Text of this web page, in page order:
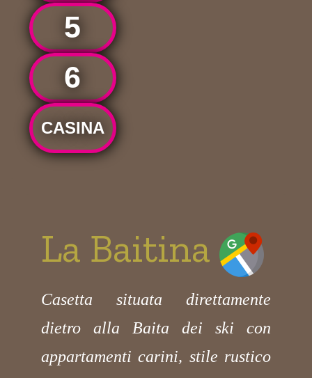
5
6
CASINA
La Baitina
Casetta situata direttamente
dietro alla Baita dei ski con
appartamenti carini, stile rustico